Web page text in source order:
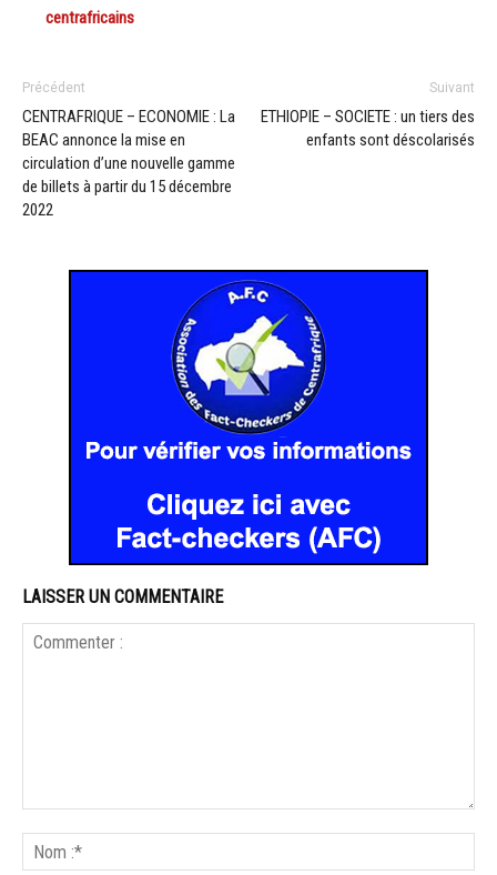
centrafricains
Précédent
CENTRAFRIQUE – ECONOMIE : La
BEAC annonce la mise en
circulation d’une nouvelle gamme
de billets à partir du 15 décembre
2022
Suivant
ETHIOPIE – SOCIETE : un tiers des
enfants sont déscolarisés
LAISSER UN COMMENTAIRE